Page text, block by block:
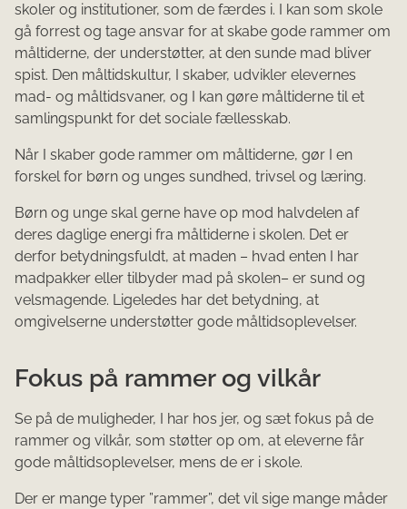
skoler og institutioner, som de færdes i. I kan som skole
gå forrest og tage ansvar for at skabe gode rammer om
måltiderne, der understøtter, at den sunde mad bliver
spist. Den måltidskultur, I skaber, udvikler elevernes
mad- og måltidsvaner, og I kan gøre måltiderne til et
samlingspunkt for det sociale fællesskab.
Når I skaber gode rammer om måltiderne, gør I en
forskel for børn og unges sundhed, trivsel og læring.
Børn og unge skal gerne have op mod halvdelen af
deres daglige energi fra måltiderne i skolen. Det er
derfor betydningsfuldt, at maden – hvad enten I har
madpakker eller tilbyder mad på skolen– er sund og
velsmagende. Ligeledes har det betydning, at
omgivelserne understøtter gode måltidsoplevelser.
Fokus på rammer og vilkår
Se på de muligheder, I har hos jer, og sæt fokus på de
rammer og vilkår, som støtter op om, at eleverne får
gode måltidsoplevelser, mens de er i skole.
Der er mange typer ”rammer”, det vil sige mange måder